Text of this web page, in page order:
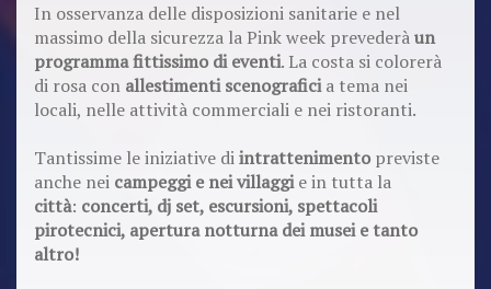
In osservanza delle disposizioni sanitarie e nel
massimo della sicurezza la Pink week prevederàun
programma fittissimo di eventi. La costa si colorerà
di rosa con allestimenti scenograficia tema nei
locali, nelle attività commerciali e nei ristoranti.
Tantissime le iniziative diintrattenimento previste
anche nei campeggi e nei villaggie in tutta la
città: concerti, dj set, escursioni, spettacoli
pirotecnici, apertura notturna dei musei e tanto
altro!